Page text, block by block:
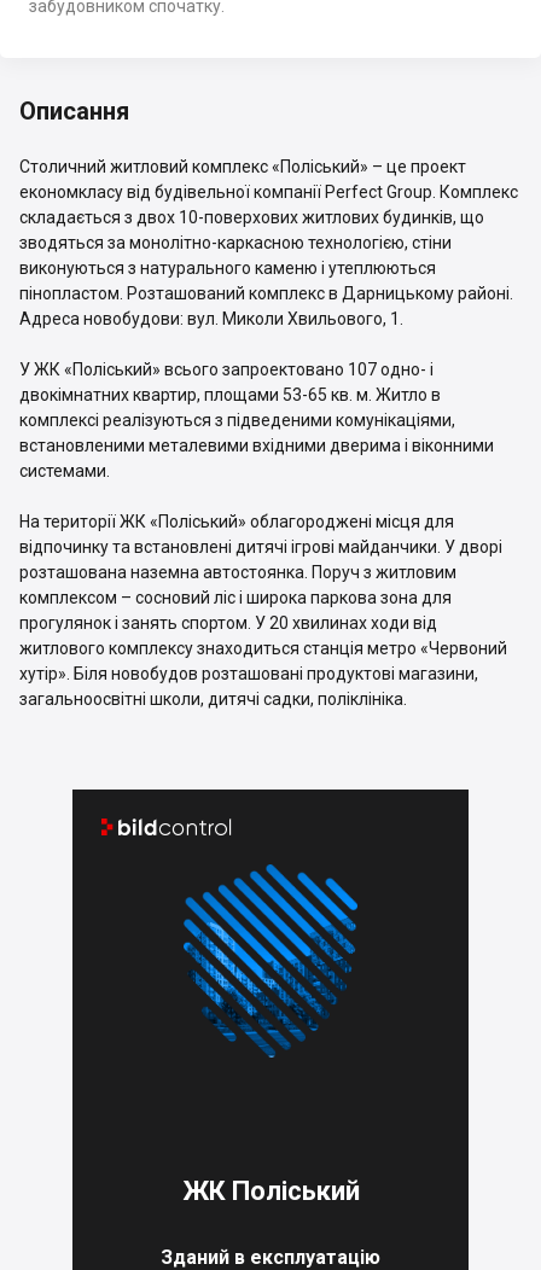
забудовником спочатку.
Описання
Столичний житловий комплекс «Поліський» – це проект
економкласу від будівельної компанії Perfect Group. Комплекс
складається з двох 10-поверхових житлових будинків, що
зводяться за монолітно-каркасною технологією, стіни
виконуються з натурального каменю і утеплюються
пінопластом. Розташований комплекс в Дарницькому районі.
Адреса новобудови: вул. Миколи Хвильового, 1.
У ЖК «Поліський» всього запроектовано 107 одно- і
двокімнатних квартир, площами 53-65 кв. м. Житло в
комплексі реалізуються з підведеними комунікаціями,
встановленими металевими вхідними дверима і віконними
системами.
На території ЖК «Поліський» облагороджені місця для
відпочинку та встановлені дитячі ігрові майданчики. У дворі
розташована наземна автостоянка. Поруч з житловим
комплексом – сосновий ліс і широка паркова зона для
прогулянок і занять спортом. У 20 хвилинах ходи від
житлового комплексу знаходиться станція метро «Червоний
хутір». Біля новобудов розташовані продуктові магазини,
загальноосвітні школи, дитячі садки, поліклініка.
 
ЖК Поліський
Зданий в експлуатацію